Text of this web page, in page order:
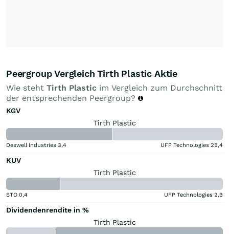
Peergroup Vergleich Tirth Plastic Aktie
Wie steht Tirth Plastic im Vergleich zum Durchschnitt
der entsprechenden Peergroup?
KGV
Tirth Plastic
Deswell Industries 3,4 UFP Technologies 25,4
KUV
Tirth Plastic
STO 0,4 UFP Technologies 2,9
Dividendenrendite in %
Tirth Plastic